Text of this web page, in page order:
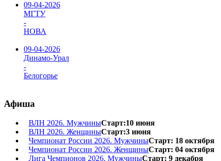
09-04-2026
МГТУ
-
НОВА
09-04-2026
Динамо-Урал
-
Белогорье
Афиша
ВЛН 2026. МужчиныСтарт:10 июня
ВЛН 2026. ЖенщиныСтарт:3 июня
Чемпионат России 2026. МужчиныСтарт: 18 октября
Чемпионат России 2026. ЖенщиныСтарт: 04 октября
Лига Чемпионов 2026. МужчиныСтарт: 9 декабря